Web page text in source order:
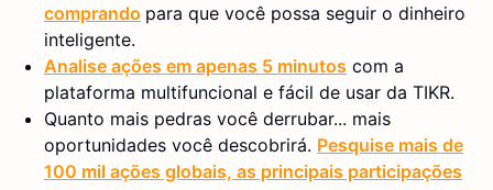
comprando para que você possa seguir o dinheiro
inteligente.
Analise ações em apenas 5 minutos com a
plataforma multifuncional e fácil de usar da TIKR.
Quanto mais pedras você derrubar... mais
oportunidades você descobrirá. Pesquise mais de
100 mil ações globais, as principais participações